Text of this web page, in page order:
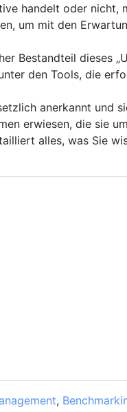
handelt oder nicht,
um mit den
Bestandteil dieses
den Tools, die
anerkannt und
erwiesen, die sie
alles, was Sie
,